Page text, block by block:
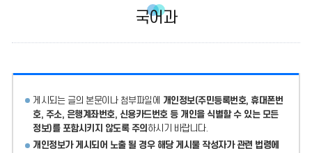
국어과
게시되는 글의 본문이나 첨부파일에
개인정보(주민등록번호, 휴대폰번
호, 주소, 은행계좌번호, 신용카드번호 등 개인을 식별할 수 있는 모든
정보)를 포함시키지 않도록 주의 하시기 바랍니다.
개인정보가 게시되어 노출 될 경우 해당 게시물 작성자가 관련 법령에